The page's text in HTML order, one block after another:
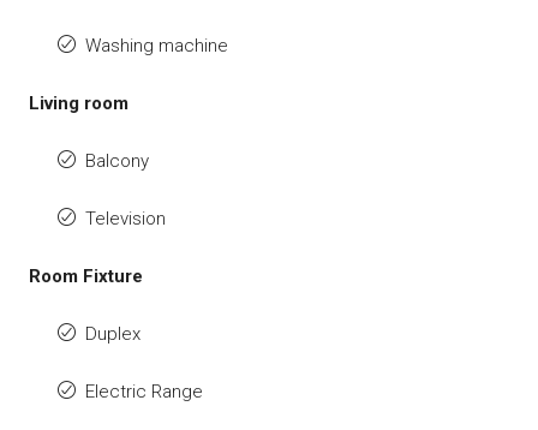
Washing machine
Living room
Balcony
Television
Room Fixture
Duplex
Electric Range